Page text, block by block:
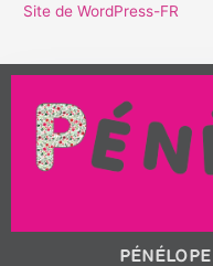
Site de WordPress-FR